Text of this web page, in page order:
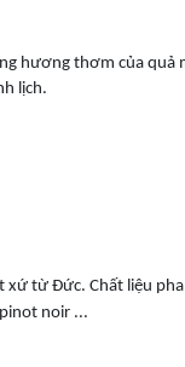
hương thơm của
lịch.
xứ từ Đức. Chất liệu
noir ...